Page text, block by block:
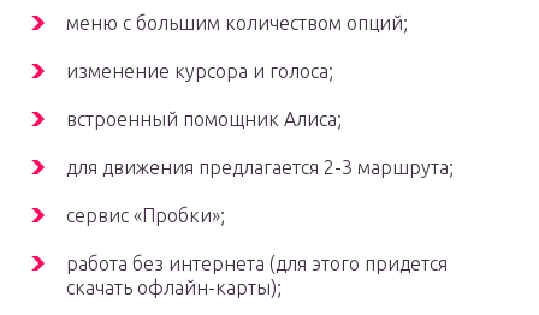
меню с большим количеством опций;
изменение курсора и голоса;
встроенный помощник Алиса;
для движения предлагается 2-3 маршрута;
сервис «Пробки»;
работа без интернета (для этого придется
скачать офлайн-карты);